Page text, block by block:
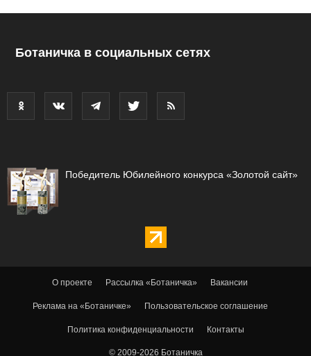
Ботаничка в социальных сетях
Победитель Юбилейного конкурса «Золотой сайт»
О проекте Рассылка «Ботаничка» Вакансии
Реклама на «Ботаничке» Пользовательское соглашение
Политика конфиденциальности Контакты
© 2009-2026 Ботаничка